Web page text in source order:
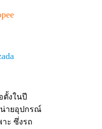
ตั้งในปี
น่ายอุปกรณ์
ะ ซึ่งรถ